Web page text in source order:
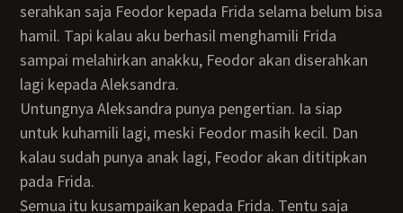
serahkan saja Feodor kepada Frida selama belum bisa
hamil. Tapi kalau aku berhasil menghamili Frida
sampai melahirkan anakku, Feodor akan diserahkan
lagi kepada Aleksandra.
Untungnya Aleksandra punya pengertian. Ia siap
untuk kuhamili lagi, meski Feodor masih kecil. Dan
kalau sudah punya anak lagi, Feodor akan dititipkan
pada Frida.
Semua itu kusampaikan kepada Frida. Tentu saja